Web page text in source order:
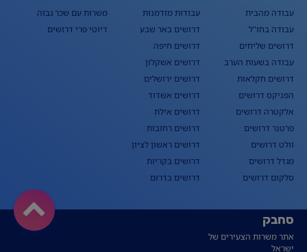
עבודה מהבית
עבודה בחו"ל
דרושים שליחים
עבודה בשעות הערב
דרושים חקלאות
הפניקס דרושים
אלקטרה דרושים
פרטנר דרושים
וולט דרושים
מגדל דרושים
סלקום דרושים
עבודות מזדמנות
דרושים באר שבע
דרושים חיפה
דרושים אשקלון
דרושים ירושלים
דרושים אשדוד
דרושים אילת
דרושים רחובות
דרושים ראשון לציון
דרושים בקריות
דרושים בדרום
משרות עם שכר גבוה
דיוטי פרי דרושים
סחבק
אתר משרות הצעירים של
ישראל